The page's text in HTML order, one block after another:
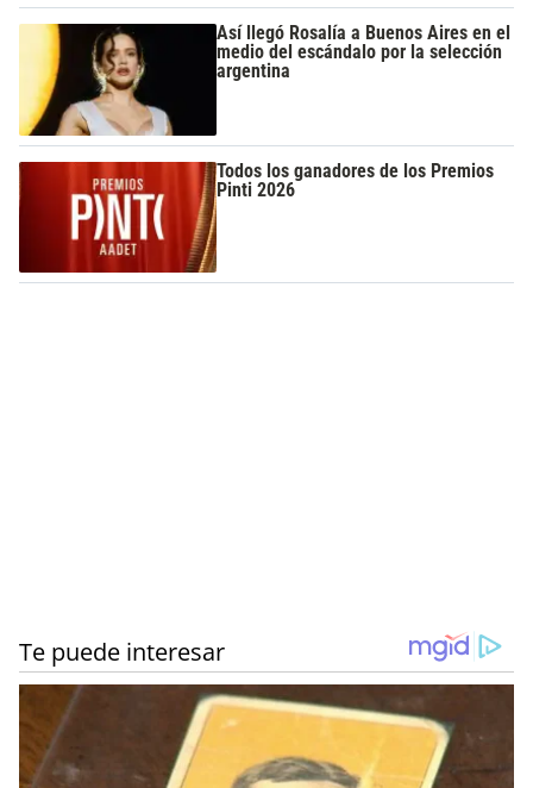
Así llegó Rosalía a Buenos Aires en el
medio del escándalo por la selección
argentina
Todos los ganadores de los Premios
Pinti 2026